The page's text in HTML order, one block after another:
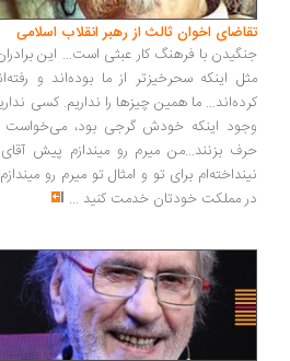
اخوان ثالث از رهبر انقلاب اسلامی
با فرهنگ کار عبثی است... این برادران آریایی
اینکه سحرخیزتر از ما بوده‌اند و رفته‌اند
ما همین چیزها را نداریم. کسی نداریم از ما
اینکه خودش گرجی بود، می‌خواست در
بزنند...من میرم رو میندازم پیش آقای
برای تو و امثال تو میرم رو میندازم... به
مملکت خودتان خدمت کنید...